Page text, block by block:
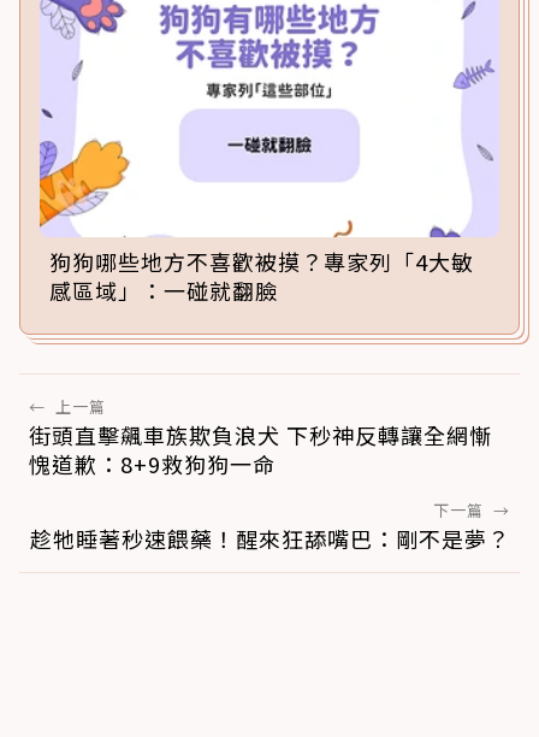
狗狗哪些地方不喜歡被摸？專家列「4大敏
感區域」：一碰就翻臉
← 上一篇
街頭直擊飆車族欺負浪犬 下秒神反轉讓全網慚
愧道歉：8+9救狗狗一命
下一篇 →
趁牠睡著秒速餵藥！醒來狂舔嘴巴：剛不是夢？